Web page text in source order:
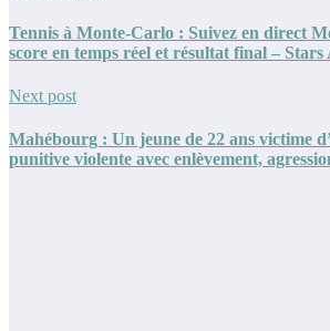
Tennis à Monte-Carlo : Suivez en direct
score en temps réel et résultat final – Stars
Next post
Mahébourg : Un jeune de 22 ans victime
punitive violente avec enlèvement,